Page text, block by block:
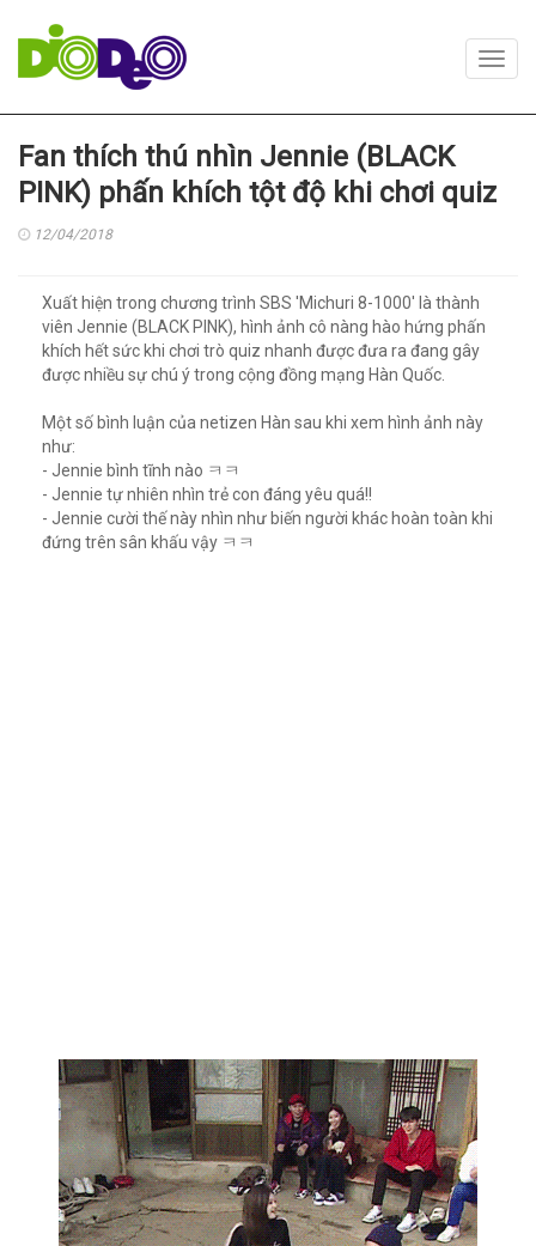
Fan thích thú nhìn Jennie (BLACK
PINK) phấn khích tột độ khi chơi quiz
12/04/2018
Xuất hiện trong chương trình SBS 'Michuri 8-1000' là thành
viên Jennie (BLACK PINK), hình ảnh cô nàng hào hứng phấn
khích hết sức khi chơi trò quiz nhanh được đưa ra đang gây
được nhiều sự chú ý trong cộng đồng mạng Hàn Quốc.
Một số bình luận của netizen Hàn sau khi xem hình ảnh này
như:
- Jennie bình tĩnh nào ㅋㅋ
- Jennie tự nhiên nhìn trẻ con đáng yêu quá!!
- Jennie cười thế này nhìn như biến người khác hoàn toàn khi
đứng trên sân khấu vậy ㅋㅋ